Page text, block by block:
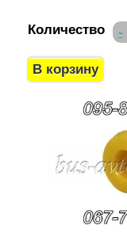
Количество -